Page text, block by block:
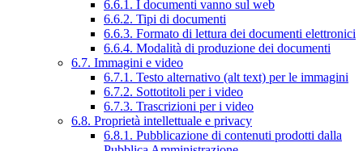
6.6.1. I documenti vanno sul web
6.6.2. Tipi di documenti
6.6.3. Formato di lettura dei documenti elettronici
6.6.4. Modalità di produzione dei documenti
6.7. Immagini e video
6.7.1. Testo alternativo (alt text) per le immagini
6.7.2. Sottotitoli per i video
6.7.3. Trascrizioni per i video
6.8. Proprietà intellettuale e privacy
6.8.1. Pubblicazione di contenuti prodotti dalla